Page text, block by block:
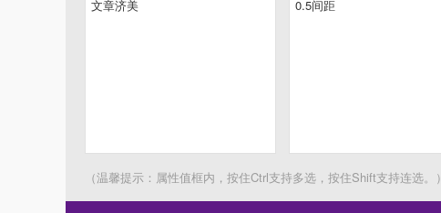
（温馨提示：属性值框内，按住Ctrl支持多选，按住Shift支持连选。）